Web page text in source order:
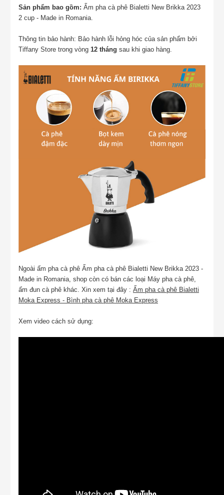
Sản phẩm bao gồm: Ấm pha cà phê Bialetti New Brikka 2023
2 cup - Made in Romania.
Thông tin bảo hành: Bảo hành lỗi hỏng hóc của sản phẩm bởi
Tiffany Store trong vòng 12 tháng sau khi giao hàng.
Ngoài ấm pha cà phê Ấm pha cà phê Bialetti New Brikka 2023 -
Made in Romania, shop còn có bán các loại Máy pha cà phê,
ấm đun cà phê khác. Xin xem tại đây : Ấm pha cà phê Bialetti
Moka Express - Bình pha cà phê Moka Express
Xem video cách sử dụng: